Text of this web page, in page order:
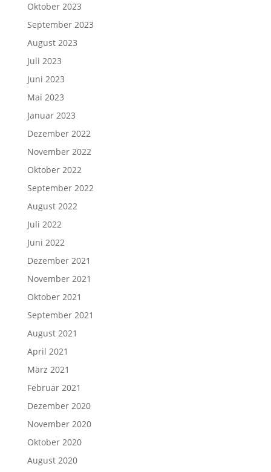
Oktober 2023
September 2023
August 2023
Juli 2023
Juni 2023
Mai 2023
Januar 2023
Dezember 2022
November 2022
Oktober 2022
September 2022
August 2022
Juli 2022
Juni 2022
Dezember 2021
November 2021
Oktober 2021
September 2021
August 2021
April 2021
März 2021
Februar 2021
Dezember 2020
November 2020
Oktober 2020
August 2020